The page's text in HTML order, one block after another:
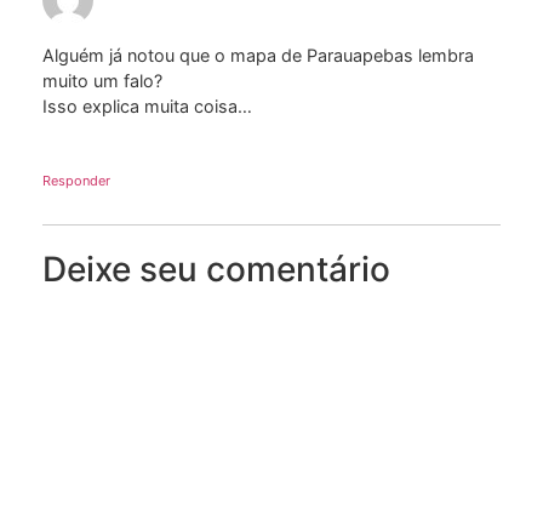
Alguém já notou que o mapa de Parauapebas lembra
muito um falo?
Isso explica muita coisa…
Responder
Deixe seu comentário